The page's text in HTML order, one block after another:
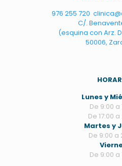
976 255 720
C/.
(esquina con Arz.
50006,
Lunes y
De 9:00 a
De 17:00
Martes y
De 9:00 a
De 9:00 a